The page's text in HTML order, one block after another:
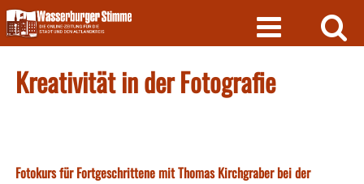
Skip
to
content
Kreativität in der Fotografie
Fotokurs für Fortgeschrittene mit Thomas Kirchgraber bei der